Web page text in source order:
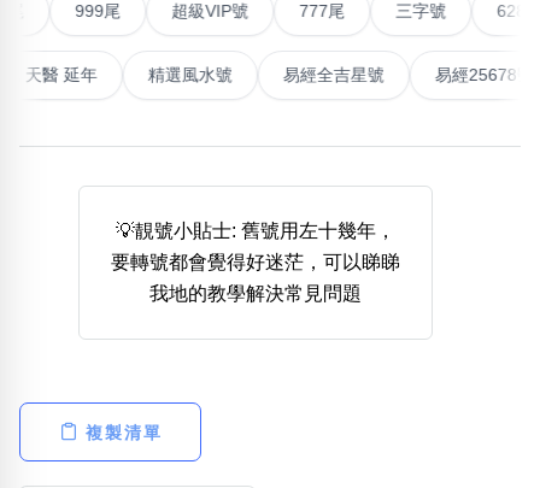
清除全部分類
搜尋
888尾
999尾 777尾 9字頭 6字頭
無4字
全大數字
5萬以上 生天延 全吉星(全號)
清除全部分類
999尾 超級VIP號 777尾 三字號 6288頭
能量生氣 天醫 延年 精選風水號 易經全吉星號 易經
💡靚號小貼士: 舊號用左十幾年，
要轉號都會覺得好迷茫，可以睇睇
我地的教學解決常見問題
複製清單